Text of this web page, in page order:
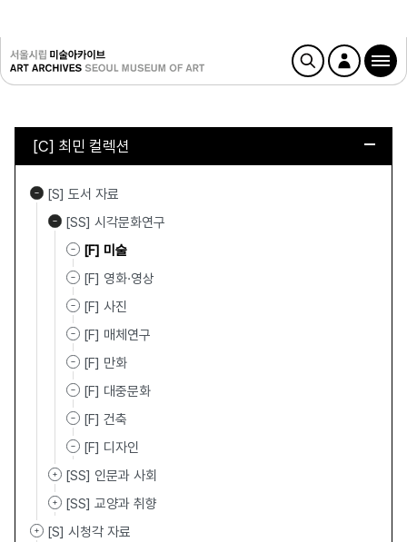
[C] 최민 컬렉션
[S] 도서 자료
[SS] 시각문화연구
[F] 미술
[F] 영화·영상
[F] 사진
[F] 매체연구
[F] 만화
[F] 대중문화
[F] 건축
[F] 디자인
[SS] 인문과 사회
[SS] 교양과 취향
[S] 시청각 자료